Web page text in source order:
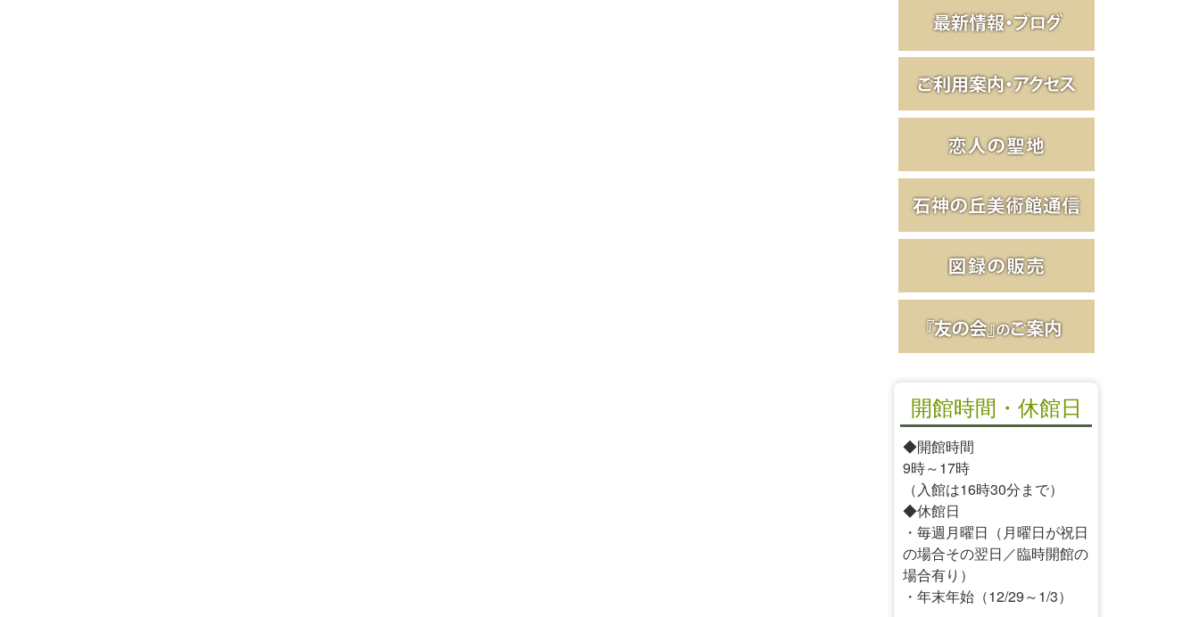
開館時間・休館日
◆開館時間
9時～17時
（入館は16時30分まで）
◆休館日
・毎週月曜日（月曜日が祝日
の場合その翌日／臨時開館の
場合有り）
・年末年始（12/29～1/3）